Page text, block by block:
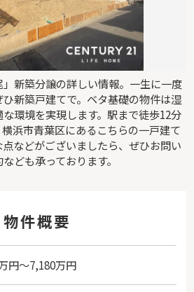
新築分譲の詳しい情報。一生に一度
新築戸建てで。ベタ基礎の物件は湿
環境を実現します。駅まで徒歩12分
浜市青葉区にあるこちらの一戸建て
などがございましたら、ぜひお問い
ども承っております。
物件概要
円～7,180万円